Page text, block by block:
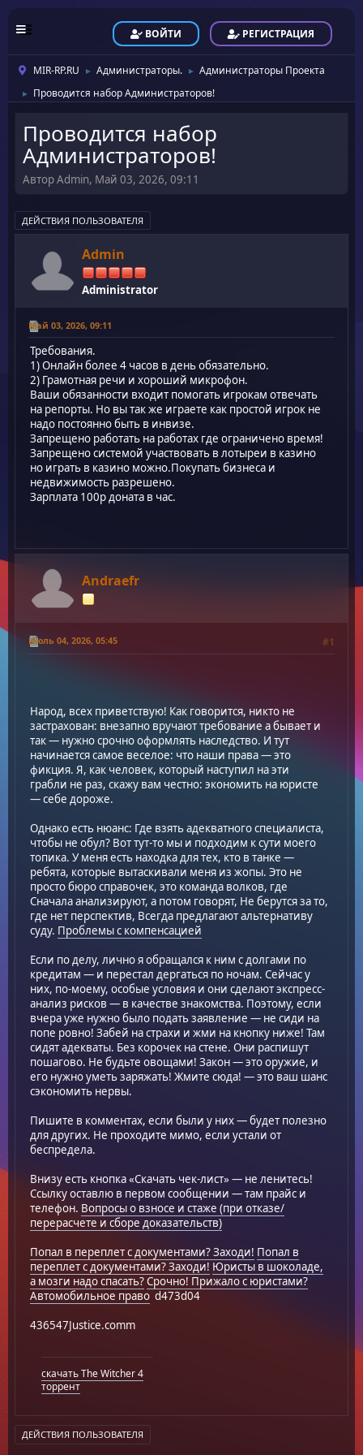
ВОЙТИ РЕГИСТРАЦИЯ
MIR-RP.RU ► Администраторы. ► Администраторы Проекта
► Проводится набор Администраторов!
Проводится набор
Администраторов!
Автор Admin, Май 03, 2026, 09:11
ДЕЙСТВИЯ ПОЛЬЗОВАТЕЛЯ
Admin
Administrator
Май 03, 2026, 09:11
Требования.
1) Онлайн более 4 часов в день обязательно.
2) Грамотная речи и хороший микрофон.
Ваши обязанности входит помогать игрокам отвечать
на репорты. Но вы так же играете как простой игрок не
надо постоянно быть в инвизе.
Запрещено работать на работах где ограничено время!
Запрещено системой участвовать в лотыреи в казино
но играть в казино можно.Покупать бизнеса и
недвижимость разрешено.
Зарплата 100р доната в час.
Andraefr
Июль 04, 2026, 05:45 #1
Народ, всех приветствую! Как говорится, никто не
застрахован: внезапно вручают требование а бывает и
так — нужно срочно оформлять наследство. И тут
начинается самое веселое: что наши права — это
фикция. Я, как человек, который наступил на эти
грабли не раз, скажу вам честно: экономить на юристе
— себе дороже.
Однако есть нюанс: Где взять адекватного специалиста,
чтобы не обул? Вот тут-то мы и подходим к сути моего
топика. У меня есть находка для тех, кто в танке —
ребята, которые вытаскивали меня из жопы. Это не
просто бюро справочек, это команда волков, где
Сначала анализируют, а потом говорят, Не берутся за то,
где нет перспектив, Всегда предлагают альтернативу
суду. Проблемы с компенсацией
Если по делу, лично я обращался к ним с долгами по
кредитам — и перестал дергаться по ночам. Сейчас у
них, по-моему, особые условия и они сделают экспресс-
анализ рисков — в качестве знакомства. Поэтому, если
вчера уже нужно было подать заявление — не сиди на
попе ровно! Забей на страхи и жми на кнопку ниже! Там
сидят адекваты. Без корочек на стене. Они распишут
пошагово. Не будьте овощами! Закон — это оружие, и
его нужно уметь заряжать! Жмите сюда! — это ваш шанс
сэкономить нервы.
Пишите в комментах, если были у них — будет полезно
для других. Не проходите мимо, если устали от
беспредела.
Внизу есть кнопка «Скачать чек-лист» — не ленитесь!
Ссылку оставлю в первом сообщении — там прайс и
телефон. Вопросы о взносе и стаже (при отказе/
перерасчете и сборе доказательств)
Попал в переплет с документами? Заходи! Попал в
переплет с документами? Заходи! Юристы в шоколаде,
а мозги надо спасать?Срочно! Прижало с юристами?
Автомобильное право d473d04
436547Justice.comm
скачать The Witcher 4
торрент
ДЕЙСТВИЯ ПОЛЬЗОВАТЕЛЯ